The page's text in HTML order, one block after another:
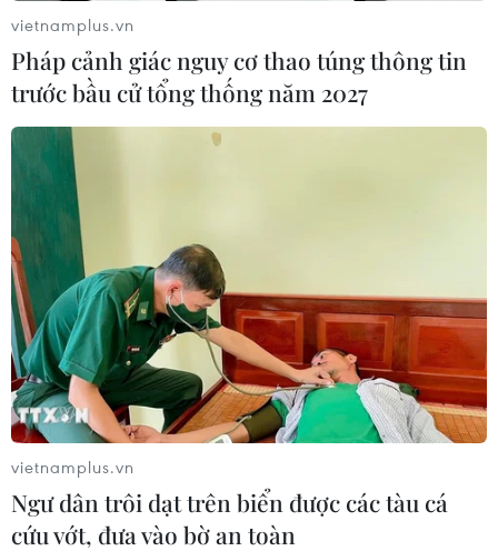
Đóng cửa 3 sân bay, hãng hàng không hủy
và lùi giờ bay để tránh bão
17/07/2023 15:45
Hãng hàng không đã đưa ra quyết định hủy và lùi giờ
bay cũng như hạ cánh trong khoảng thời gian đóng cửa
tạm thời 3 sân bay Nội Bài, Cát Bi và Vân Đồn trong
ngày 18/7.
vietnamplus.vn
Pháp cảnh giác nguy cơ thao túng thông tin
trước bầu cử tổng thống năm 2027
vietnamplus.vn
Ngư dân trôi dạt trên biển được các tàu cá
cứu vớt, đưa vào bờ an toàn